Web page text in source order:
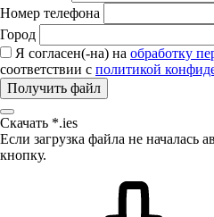
Номер телефона
Город
Я согласен(-на) на обработку
соответствии с политикой
Получить файл
Скачать *.ies
Если загрузка файла не началась
кнопку.